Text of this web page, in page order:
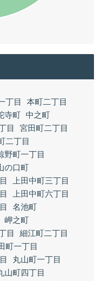
丁目
本町二丁目
寺町
中之町
目
宮田町二丁目
二丁目
野町一丁目
の口町
上田中町三丁目
上田中町六丁目
名池町
岬之町
目
細江町二丁目
町一丁目
丸山町一丁目
山町四丁目